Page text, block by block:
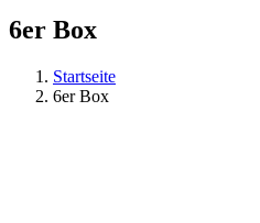
6er Box
Startseite
6er Box